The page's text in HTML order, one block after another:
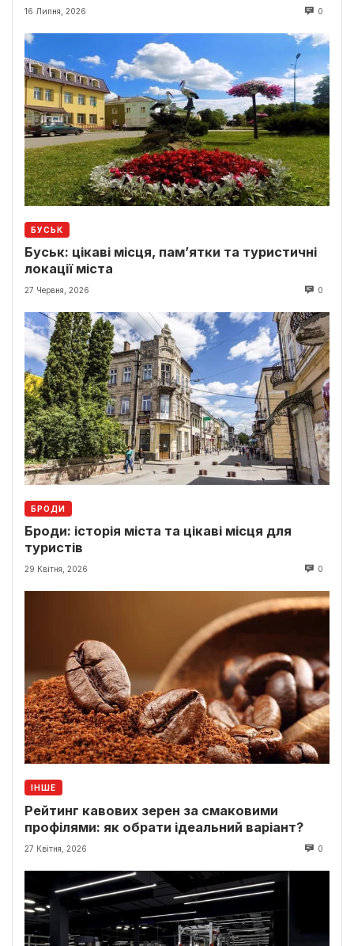
16 Липня, 2026 0
БУСЬК
Буськ: цікаві місця, пам’ятки та туристичні
локації міста
27 Червня, 2026 0
БРОДИ
Броди: історія міста та цікаві місця для
туристів
29 Квітня, 2026 0
ІНШЕ
Рейтинг кавових зерен за смаковими
профілями: як обрати ідеальний варіант?
27 Квітня, 2026 0